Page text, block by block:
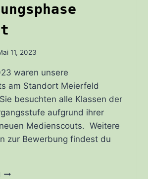
11, 2023
waren unsere
am Standort Meierfeld
besuchten alle Klassen der
aufgrund ihrer
Medienscouts. Weitere
zur Bewerbung findest du
BEWERBUNGSPHASE